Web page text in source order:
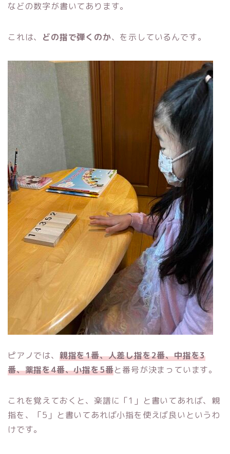
などの数字が書いてあります。
これは、 どの指で弾くのか、を示しているんです。
ピアノでは、 親指を1番、人差し指を2番、中指を3
番、薬指を4番、小指を5番と番号が決まっています。
これを覚えておくと、楽譜に「1」と書いてあれば、親
指を、「5」と書いてあれば小指を使えば良いというわ
けです。